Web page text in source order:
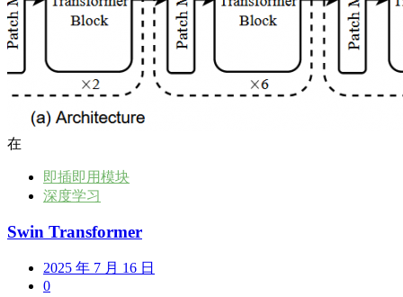
在
即插即用模块
深度学习
Swin Transformer
2025 年 7 月 16 日
0